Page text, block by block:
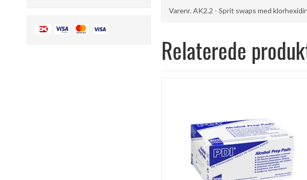
Varenr. AK2.2 - Sprit swaps med
Relaterede